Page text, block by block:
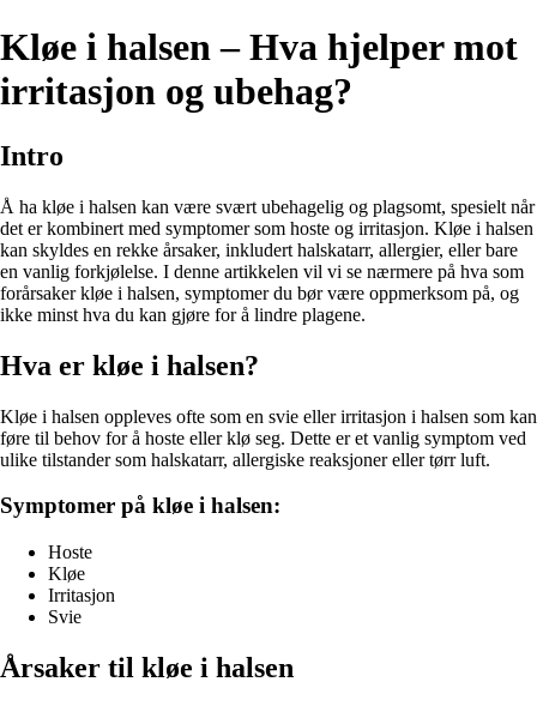
Kløe i halsen – Hva hjelper mot
irritasjon og ubehag?
Intro
Å ha kløe i halsen kan være svært ubehagelig og plagsomt, spesielt når
det er kombinert med symptomer som hoste og irritasjon. Kløe i halsen
kan skyldes en rekke årsaker, inkludert halskatarr, allergier, eller bare
en vanlig forkjølelse. I denne artikkelen vil vi se nærmere på hva som
forårsaker kløe i halsen, symptomer du bør være oppmerksom på, og
ikke minst hva du kan gjøre for å lindre plagene.
Hva er kløe i halsen?
Kløe i halsen oppleves ofte som en svie eller irritasjon i halsen som kan
føre til behov for å hoste eller klø seg. Dette er et vanlig symptom ved
ulike tilstander som halskatarr, allergiske reaksjoner eller tørr luft.
Symptomer på kløe i halsen:
Hoste
Kløe
Irritasjon
Svie
Årsaker til kløe i halsen